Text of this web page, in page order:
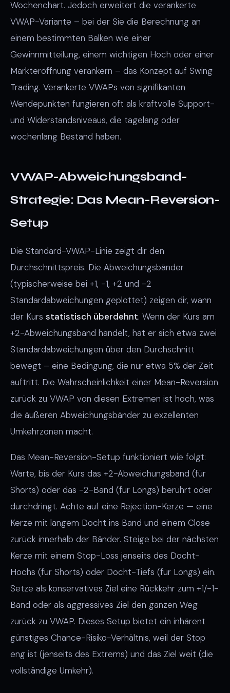
Wochenchart. Jedoch erweitert die verankerte
VWAP-Variante – bei der Sie die Berechnung an
einem bestimmten Balken wie einer
Gewinnmitteilung, einem wichtigen Hoch oder einer
Markteröffnung verankern – das Konzept auf Swing
Trading. Verankerte VWAPs von signifikanten
Wendepunkten fungieren oft als kraftvolle Support-
und Widerstandsniveaus, die tagelang oder
wochenlang Bestand haben.
VWAP-Abweichungsband-
Strategie: Das Mean-Reversion-
Setup
Die Standard-VWAP-Linie zeigt dir den
Durchschnittspreis. Die Abweichungsbänder
(typischerweise bei +1, -1, +2 und -2
Standardabweichungen geplottet) zeigen dir, wann
der Kurs statistisch überdehnt. Wenn der Kurs am
+2-Abweichungsband handelt, hat er sich etwa zwei
Standardabweichungen über den Durchschnitt
bewegt – eine Bedingung, die nur etwa 5% der Zeit
auftritt. Die Wahrscheinlichkeit einer Mean-Reversion
zurück zu VWAP von diesen Extremen ist hoch, was
die äußeren Abweichungsbänder zu exzellenten
Umkehrzonen macht.
Das Mean-Reversion-Setup funktioniert wie folgt:
Warte, bis der Kurs das +2-Abweichungsband (für
Shorts) oder das -2-Band (für Longs) berührt oder
durchdringt. Achte auf eine Rejection-Kerze — eine
Kerze mit langem Docht ins Band und einem Close
zurück innerhalb der Bänder. Steige bei der nächsten
Kerze mit einem Stop-Loss jenseits des Docht-
Hochs (für Shorts) oder Docht-Tiefs (für Longs) ein.
Setze als konservatives Ziel eine Rückkehr zum +1/-1-
Band oder als aggressives Ziel den ganzen Weg
zurück zu VWAP. Dieses Setup bietet ein inhärent
günstiges Chance-Risiko-Verhältnis, weil der Stop
eng ist (jenseits des Extrems) und das Ziel weit (die
vollständige Umkehr).